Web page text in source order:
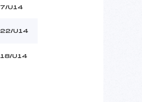
7/U14
22/U14
18/U14